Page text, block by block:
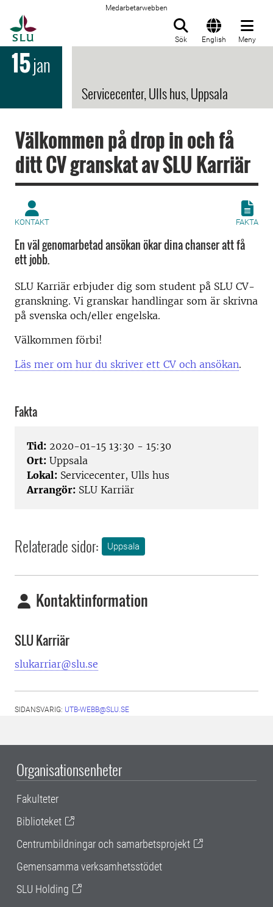
Medarbetarwebben
Sök English Meny
15jan
Servicecenter, Ulls hus, Uppsala
Välkommen på drop in och få
ditt CV granskat av SLU Karriär
KONTAKT FAKTA
En väl genomarbetad ansökan ökar dina chanser att få
ett jobb.
SLU Karriär erbjuder dig som student på SLU CV-
granskning. Vi granskar handlingar som är skrivna
på svenska och/eller engelska.
Välkommen förbi!
Läs mer om hur du skriver ett CV och ansökan.
Fakta
Tid: 2020-01-15 13:30 - 15:30
Ort: Uppsala
Lokal: Servicecenter, Ulls hus
Arrangör: SLU Karriär
Relaterade sidor: Uppsala
Kontaktinformation
SLU Karriär
slukarriar@slu.se
SIDANSVARIG: UTB-WEBB@SLU.SE
Organisationsenheter
Fakulteter
Biblioteket
Centrumbildningar och samarbetsprojekt
Gemensamma verksamhetsstödet
SLU Holding